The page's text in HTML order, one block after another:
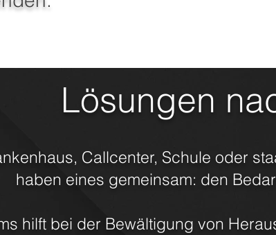
Lösungen
Callcenter, Schule oder
haben eines gemeinsam: den
hilft bei der Bewältigung von